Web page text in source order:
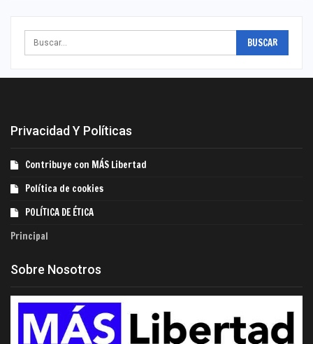
Privacidad Y Políticas
Contribuye con MÁS Libertad
Política de cookies
POLÍTICA DE ÉTICA
Principal
Sobre Nosotros